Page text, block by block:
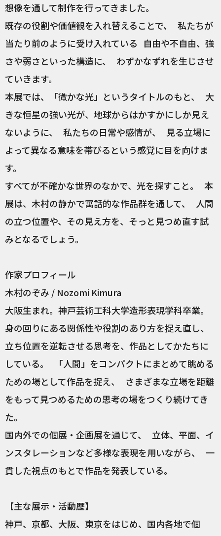
想像を通して制作を行ってきました。
既存の役割や価値観を入れ替えることで、 私たちが
当たり前のように受け入れている 自由や不自由、強
さや弱さといった構造に、 わずかなずれを生じさせ
ていきます。
本展では、「微かな光」というタイトルのもと、 大
きな恒星の強い光が、地球からはかすかにしか見え
ないように、 私たちの日常や感情が、 見る立場に
よって異なる意味を帯びるという感覚に目を向けま
す。
すべてが不確かな世界のなかで、光を探すこと。 本
展は、木村の静かで寓話的な作品群を通して、 人間
の立つ位置や、その見え方を、そっと見つめ直す試
みとなるでしょう。
作家プロフィール
木村のぞみ / Nozomi Kimura
大阪生まれ。神戸芸術工科大学造形表現学科卒業。
身の回りにある関係性や役割のあり方を捉え直し、
立ち位置を逆転させる思考を、作品としてかたちに
している。 「人間」をコンパクトにまとめて眺める
ための場として作品を捉え、 さまざまな立場を距離
をもって見つめるための思考の場をつくり続けてき
た。
国内外での個展・企画展を通じて、 立体、平面、イ
ンスタレーションなど多様な表現を用いながら、 一
貫した視点のもとで作品を発表している。
【主な展示・活動歴】
神戸、京都、大阪、東京をはじめ、国内各地で個